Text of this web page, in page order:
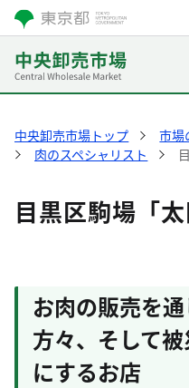
中央卸売市場トップ 市場
肉のスペシャリスト
目黒区駒場「太
お肉の販売を
方々、そして
にするお店